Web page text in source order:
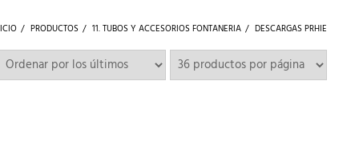
PRODUCTOS 11. TUBOS Y ACCESORIOS FONTANERIA DESCARGAS PRHIE